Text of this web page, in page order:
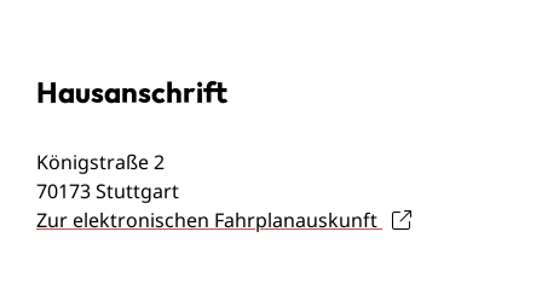
Hausanschrift
Königstraße 2
70173Stuttgart
Zur elektronischen Fahrplanauskunft